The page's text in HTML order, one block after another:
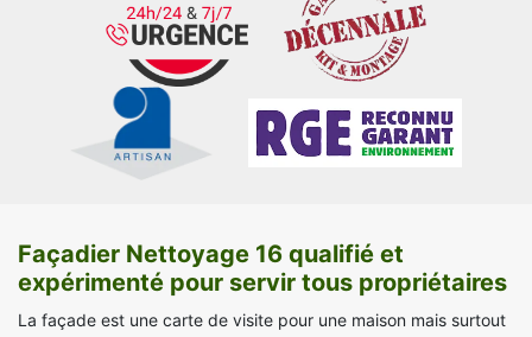
Façadier Nettoyage 16 qualifié et
expérimenté pour servir tous propriétaires
La façade est une carte de visite pour une maison mais surtout